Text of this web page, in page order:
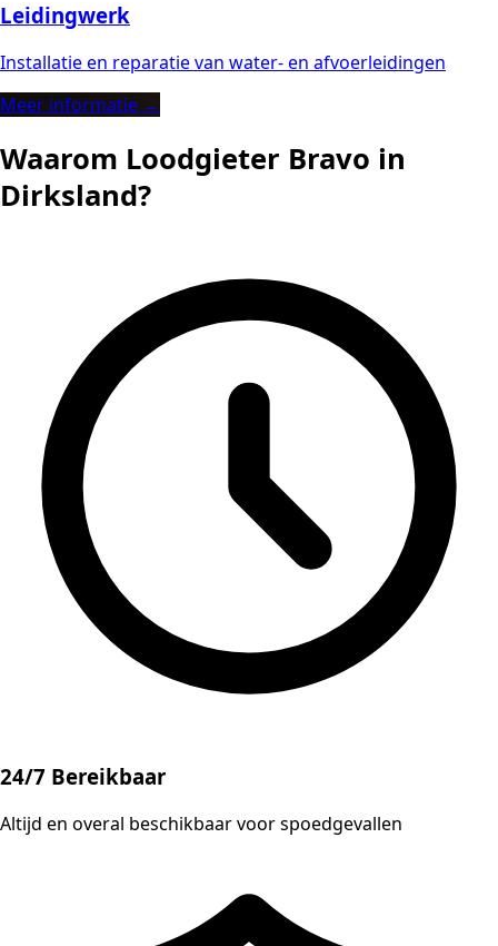
Leidingwerk
Installatie en reparatie van water- en afvoerleidingen
Meer informatie →
Waarom Loodgieter Bravo in
Dirksland?
24/7 Bereikbaar
Altijd en overal beschikbaar voor spoedgevallen